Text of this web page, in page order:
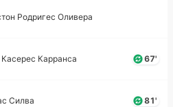
Ро­дри­гес Оли­ве­ра
Ка­рра­нса 67'
Силва 81'